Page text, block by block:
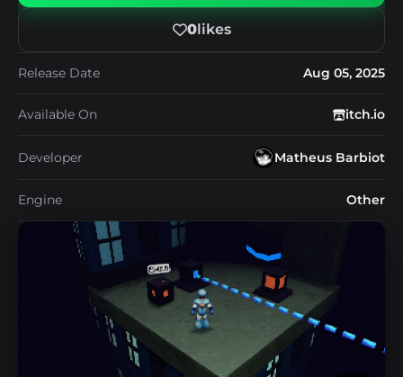
0likes
Release Date Aug 05, 2025
Available On itch.io
Developer Matheus Barbiot
Engine Other